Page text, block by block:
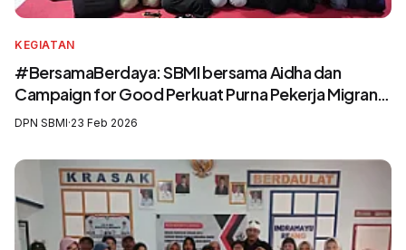
KEGIATAN
#BersamaBerdaya: SBMI bersama Aidha dan
Campaign for Good Perkuat Purna Pekerja Migran
sebagai Agen Perubahan dan Pelatih Migrasi Aman
DPN SBMI·23 Feb 2026